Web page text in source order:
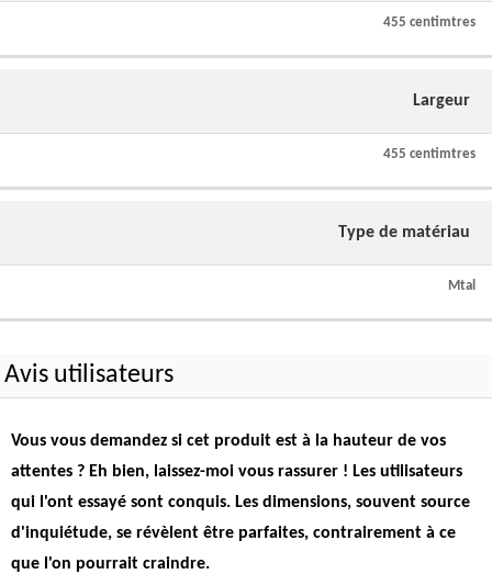
455 centimtres
Largeur
455 centimtres
Type de matériau
Mtal
Avis utilisateurs
Vous vous demandez si cet produit est à la hauteur de vos
attentes ? Eh bien, laissez-moi vous rassurer ! Les utilisateurs
qui l'ont essayé sont conquis. Les dimensions, souvent source
d'inquiétude, se révèlent être parfaites, contrairement à ce
que l'on pourrait craindre.